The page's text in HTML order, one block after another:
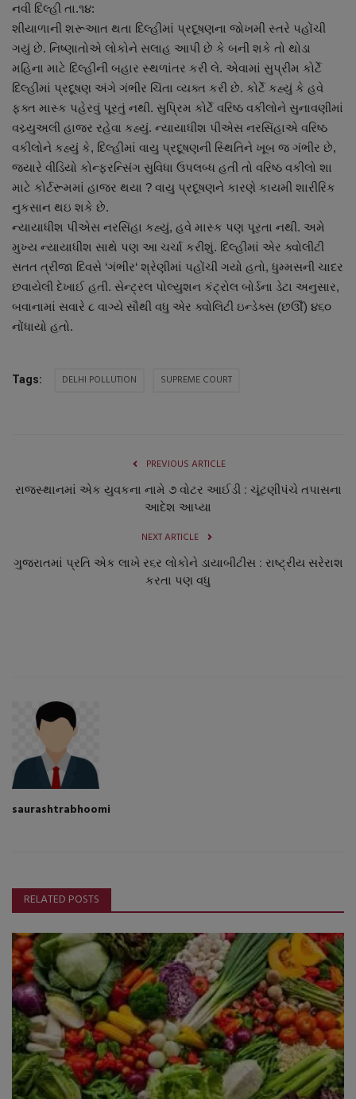
About Author
Contact
Dipotsav Special
આંતરરાષ્ટ્રીય
રાષ્ટ્રીય
ગુજરાત
જુનાગઢ
Support US
બજારના સમાચાર
નાણાંકીય સમાચાર
રાશિફળ
નવી દિલ્હી તા.૧૪:
શીયાળાની શરૂઆત થતા દિલ્હીમાં પ્રદૂષણના જોખમી સ્તરે પહોંચી
ગયું છે. નિષ્ણાતોએ લોકોને સલાહ આપી છે કે બની શકે તો થોડા
મહિના માટે દિલ્હીની બહાર સ્થળાંતર કરી લે. એવામાં સુપ્રીમ કોર્ટે
દિલ્હીમાં પ્રદૂષણ અંગે ગંભીર ચિંતા વ્યક્ત કરી છે. કોર્ટે કહ્યું કે હવે
ફક્ત માસ્ક પહેરવું પૂરતું નથી. સુપ્રિમ કોર્ટે વરિષ્ઠ વકીલોને સુનાવણીમાં
વચ્ર્યુઅલી હાજર રહેવા કહ્યું. ન્યાયાધીશ પીએસ નરસિંહાએ વરિષ્ઠ
વકીલોને કહ્યું કે, દિલ્હીમાં વાયુ પ્રદૂષણની સ્થિતિને ખૂબ જ ગંભીર છે,
જ્યારે વીડિયો કોન્ફરન્સિંગ સુવિધા ઉપલબ્ધ હતી તો વરિષ્ઠ વકીલો શા
માટે કોર્ટરૂમમાં હાજર થયા ? વાયુ પ્રદૂષણને કારણે કાયમી શારીરિક
નુકસાન થઇ શકે છે.
ન્યાયાધીશ પીએસ નરસિંહા કહ્યું, હવે માસ્ક પણ પૂરતા નથી. અમે
મુખ્ય ન્યાયાધીશ સાથે પણ આ ચર્ચા કરીશું. દિલ્હીમાં એર ક્વોલીટી
સતત ત્રીજા દિવસે ‘ગંભીર‘ શ્રેણીમાં પહોંચી ગયો હતો, ધુમ્મસની ચાદર
છવાયેલી દેખાઈ હતી. સેન્ટ્રલ પોલ્યુશન કંટ્રોલ બોર્ડના ડેટા અનુસાર,
બવાનામાં સવારે ૮ વાગ્યે સૌથી વધુ એર ક્વોલિટી ઇન્ડેક્સ (છઊૈં) ૪૬૦
નોંધાયો હતો.
Tags: DELHI POLLUTION SUPREME COURT
PREVIOUS ARTICLE
રાજસ્થાનમાં એક યુવકના નામે ૭ વોટર આઈડી : ચૂંટણીપંચે તપાસના
આદેશ આપ્યા
NEXT ARTICLE
ગુજરાતમાં પ્રતિ એક લાખે ર૬ર લોકોને ડાયાબીટીસ : રાષ્ટ્રીય સરેરાશ
કરતા પણ વધુ
saurashtrabhoomi
RELATED POSTS